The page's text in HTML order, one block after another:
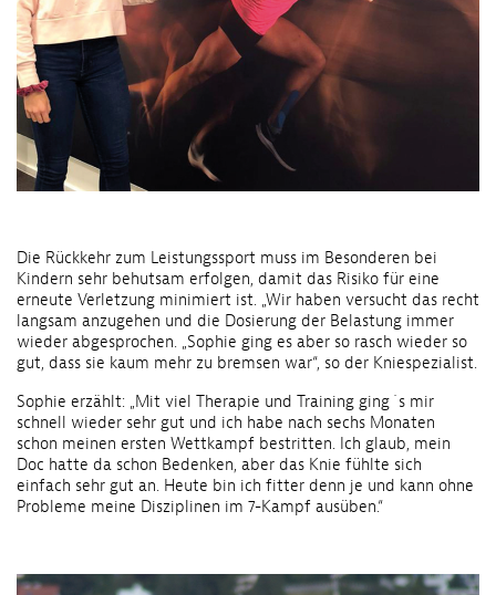
Die Rückkehr zum Leistungssport muss im Besonderen bei
Kindern sehr behutsam erfolgen, damit das Risiko für eine
erneute Verletzung minimiert ist. „Wir haben versucht das recht
langsam anzugehen und die Dosierung der Belastung immer
wieder abgesprochen. „Sophie ging es aber so rasch wieder so
gut, dass sie kaum mehr zu bremsen war“, so der Kniespezialist.
Sophie erzählt: „Mit viel Therapie und Training ging´s mir
schnell wieder sehr gut und ich habe nach sechs Monaten
schon meinen ersten Wettkampf bestritten. Ich glaub, mein
Doc hatte da schon Bedenken, aber das Knie fühlte sich
einfach sehr gut an. Heute bin ich fitter denn je und kann ohne
Probleme meine Disziplinen im 7-Kampf ausüben.“